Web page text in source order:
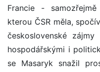
Francie -
kterou ČSR měla,
československé
hospodářskými i
se Masaryk snažil